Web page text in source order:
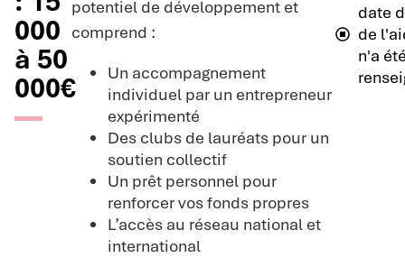
000
à 50
000€
potentiel de développement et
comprend :
Un accompagnement
individuel par un entrepreneur
expérimenté
Des clubs de lauréats pour un
soutien collectif
Un prêt personnel pour
renforcer vos fonds propres
L’accès au réseau national et
international
date
de
n'a